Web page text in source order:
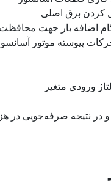
کردن برق اصلی
اضافه بار جهت محافظت
پیوسته موتور
ورودی متغیر
نتیجه صرفه‌جویی در